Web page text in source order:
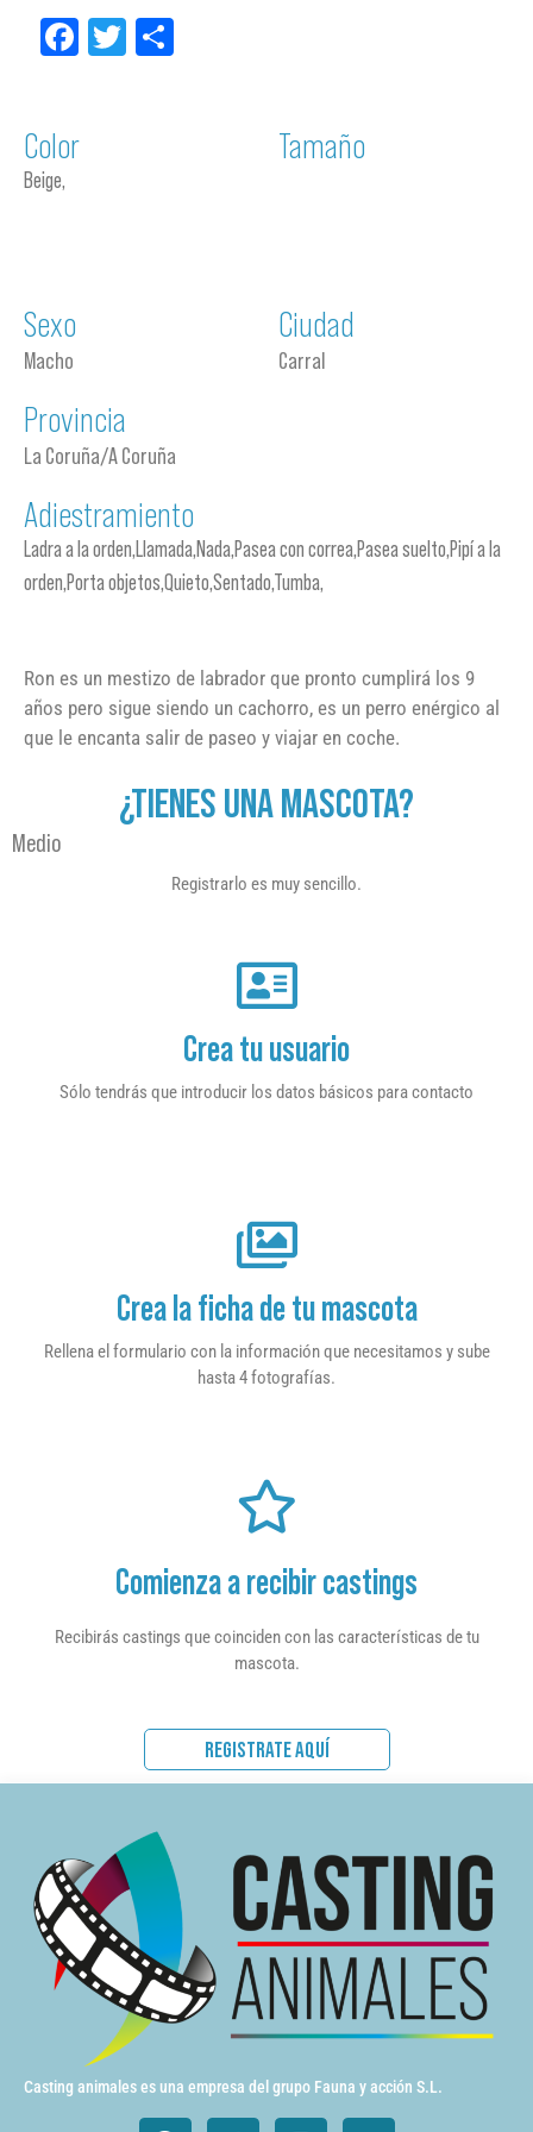
Facebook
Twitter
Color
Beige,
Tamaño
Sexo
Macho
Ciudad
Carral
Provincia
La Coruña/A Coruña
Adiestramiento
Ladra a la orden,Llamada,Nada,Pasea con correa,Pasea suelto,Pipí a la
orden,Porta objetos,Quieto,Sentado,Tumba,
Ron es un mestizo de labrador que pronto cumplirá los 9
años pero sigue siendo un cachorro, es un perro enérgico al
que le encanta salir de paseo y viajar en coche.
¿TIENES UNA MASCOTA?
Medio
Registrarlo es muy sencillo.
Crea tu usuario
Sólo tendrás que introducir los datos básicos para contacto
Crea la ficha de tu mascota
Rellena el formulario con la información que necesitamos y sube
hasta 4 fotografías.
Comienza a recibir castings
Recibirás castings que coinciden con las características de tu
mascota.
REGISTRATE AQUÍ
Casting animales es una empresa del grupo Fauna y acción S.L.